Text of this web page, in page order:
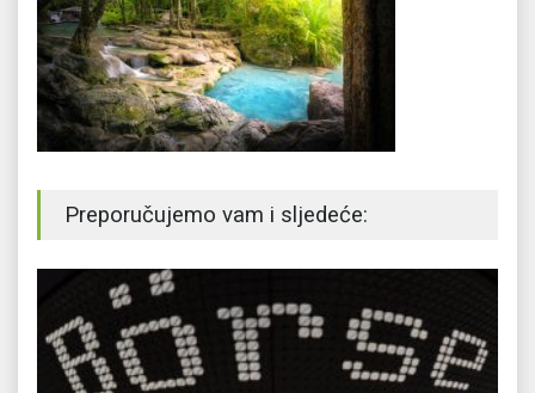
Preporučujemo vam i sljedeće: